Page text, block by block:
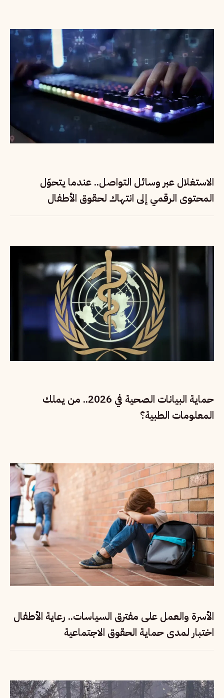
الاستغلال عبر وسائل التواصل.. عندما يتحوّل
المحتوى الرقمي إلى انتهاك لحقوق الأطفال
حماية البيانات الصحية في 2026.. من يملك
المعلومات الطبية؟
الأسرة والعمل على مفترق السياسات.. رعاية الأطفال
اختبار لمدى حماية الحقوق الاجتماعية